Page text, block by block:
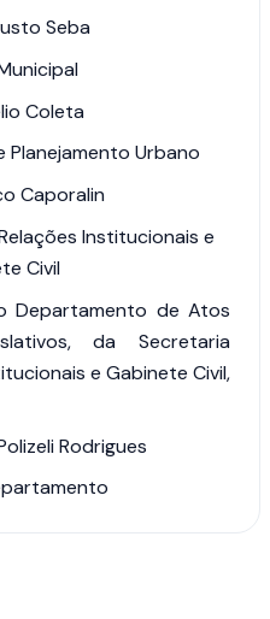
Seba
Coleta
Planejamento Urbano
Caporalin
Institucionais e
Civil
Departamento de Atos
da Secretaria
e Gabinete Civil,
Rodrigues